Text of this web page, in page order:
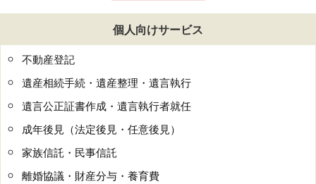
個人向けサービス
不動産登記
遺産相続手続・遺産整理・遺言執行
遺言公正証書作成・遺言執行者就任
成年後見（法定後見・任意後見）
家族信託・民事信託
離婚協議・財産分与・養育費